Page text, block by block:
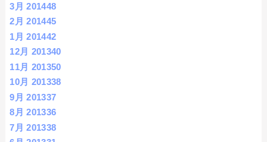
3月 201448
2月 201445
1月 201442
12月 201340
11月 201350
10月 201338
9月 201337
8月 201336
7月 201338